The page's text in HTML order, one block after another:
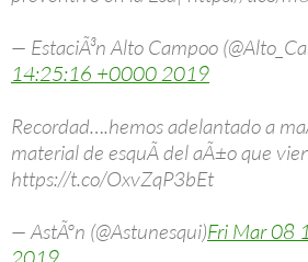
— EstaciÃ³n Alto Campoo
14:25:16 +0000 2019
Recordad….hemos adelantado a
material de esquÃ­ del aÃ±o que
https://t.co/OxvZqP3bEt
— AstÃºn (@Astunesqui)Fri Mar 08